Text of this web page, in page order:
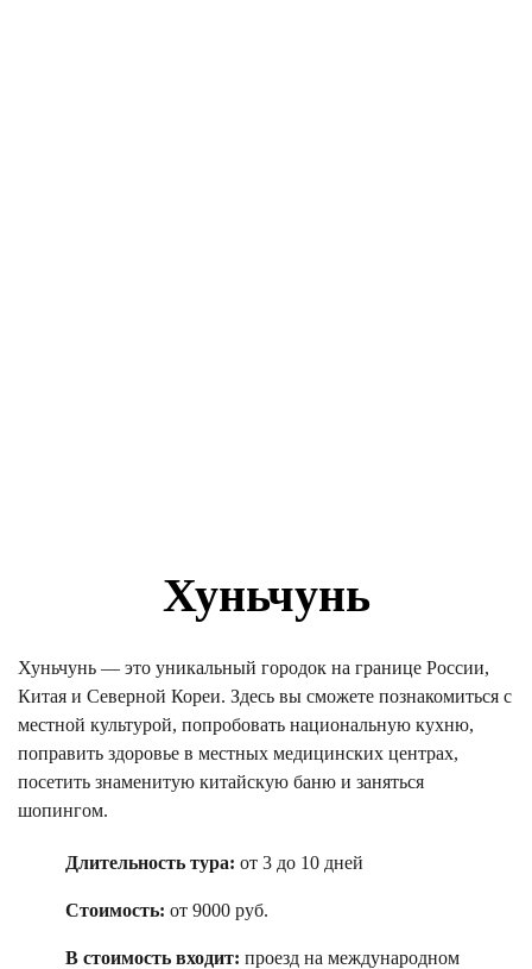
Хуньчунь
Хуньчунь — это уникальный городок на границе России,
Китая и Северной Кореи. Здесь вы сможете познакомиться с
местной культурой, попробовать национальную кухню,
поправить здоровье в местных медицинских центрах,
посетить знаменитую китайскую баню и заняться
шопингом.
Длительность тура: от 3 до 10 дней
Стоимость: от 9000 руб.
В стоимость входит: проезд на международном